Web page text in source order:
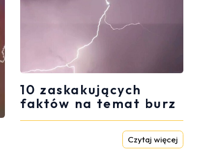
10 zaskakujących
faktów na temat burz
Czytaj więcej